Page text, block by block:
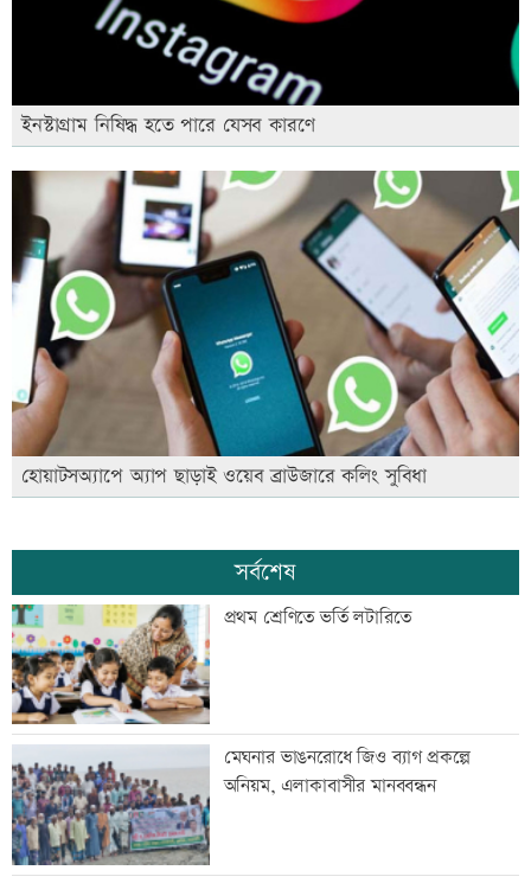
ইনস্টাগ্রাম নিষিদ্ধ হতে পারে যেসব কারণে
হোয়াটসঅ্যাপে অ্যাপ ছাড়াই ওয়েব ব্রাউজারে কলিং সুবিধা
সর্বশেষ
প্রথম শ্রেণিতে ভর্তি লটারিতে
মেঘনার ভাঙনরোধে জিও ব্যাগ প্রকল্পে
অনিয়ম, এলাকাবাসীর মানববন্ধন